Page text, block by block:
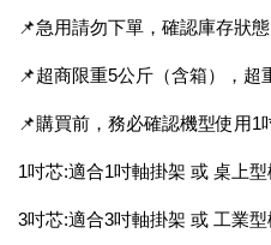
📌急用請勿下單，確認庫存狀
📌超商限重5公斤（含箱），超
📌購買前，務必確認機型使用1
1吋芯:適合1吋軸掛架 或 桌上型
3吋芯:適合3吋軸掛架 或 工業型